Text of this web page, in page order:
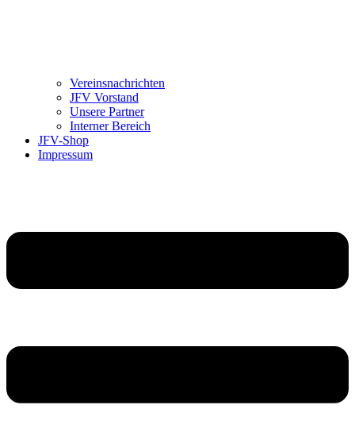
Vereinsnachrichten
JFV Vorstand
Unsere Partner
Interner Bereich
JFV-Shop
Impressum